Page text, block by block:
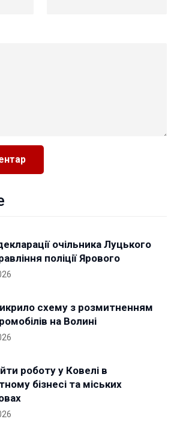
очільника Луцького
поліції Ярового
схему з розмитненням
на Волині
роботу у Ковелі в
бізнесі та міських